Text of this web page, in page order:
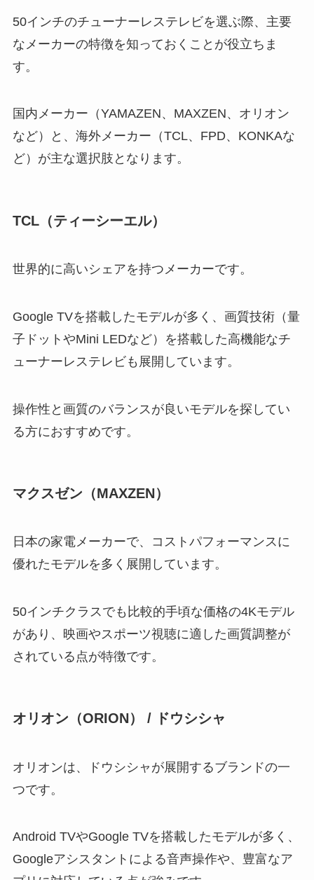
50インチのチューナーレステレビを選ぶ際、主要
なメーカーの特徴を知っておくことが役立ちま
す。
国内メーカー（YAMAZEN、MAXZEN、オリオン
など）と、海外メーカー（TCL、FPD、KONKAな
ど）が主な選択肢となります。
TCL（ティーシーエル）
世界的に高いシェアを持つメーカーです。
Google TVを搭載したモデルが多く、画質技術（量
子ドットやMini LEDなど）を搭載した高機能なチ
ューナーレステレビも展開しています。
操作性と画質のバランスが良いモデルを探してい
る方におすすめです。
マクスゼン（MAXZEN）
日本の家電メーカーで、コストパフォーマンスに
優れたモデルを多く展開しています。
50インチクラスでも比較的手頃な価格の4Kモデル
があり、映画やスポーツ視聴に適した画質調整が
されている点が特徴です。
オリオン（ORION） / ドウシシャ
オリオンは、ドウシシャが展開するブランドの一
つです。
Android TVやGoogle TVを搭載したモデルが多く、
Googleアシスタントによる音声操作や、豊富なア